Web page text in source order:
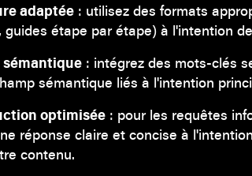
adaptée : utilisez des formats
guides étape par étape) à l'intention
sémantique : intégrez des mots-clés
sémantique liés à l'intention
optimisée : pour les requêtes
réponse claire et concise à
contenu.